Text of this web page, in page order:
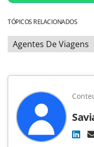
TÓPICOS RELACIONADOS
Agentes De Viagens